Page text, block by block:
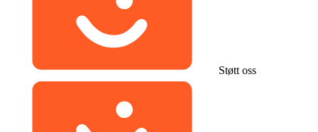
Støtt oss